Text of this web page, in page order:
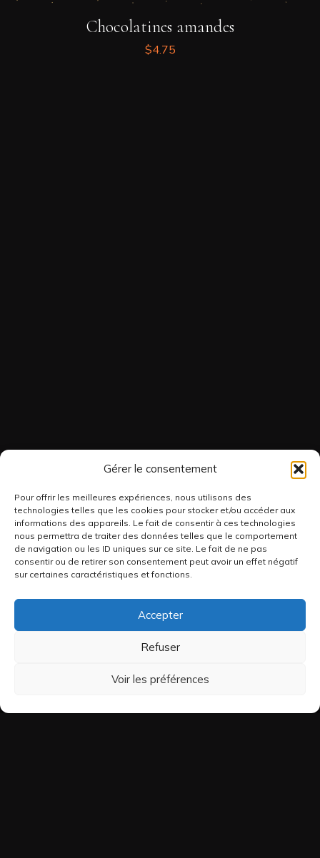
Gérer le consentement
Pour offrir les meilleures expériences, nous utilisons des
technologies telles que les cookies pour stocker et/ou accéder aux
informations des appareils. Le fait de consentir à ces technologies
nous permettra de traiter des données telles que le comportement
de navigation ou les ID uniques sur ce site. Le fait de ne pas
consentir ou de retirer son consentement peut avoir un effet négatif
sur certaines caractéristiques et fonctions.
Accepter
Refuser
Voir les préférences
Chocolatines amandes
$4.75